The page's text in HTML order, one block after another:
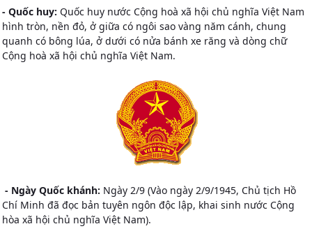
- Quốc huy: Quốc huy nước Cộng hoà xã hội chủ nghĩa Việt Nam
hình tròn, nền đỏ, ở giữa có ngôi sao vàng năm cánh, chung
quanh có bông lúa, ở dưới có nửa bánh xe răng và dòng chữ
Cộng hoà xã hội chủ nghĩa Việt Nam.
- Ngày Quốc khánh: Ngày 2/9 (Vào ngày 2/9/1945, Chủ tịch Hồ
Chí Minh đã đọc bản tuyên ngôn độc lập, khai sinh nước Cộng
hòa xã hội chủ nghĩa Việt Nam).